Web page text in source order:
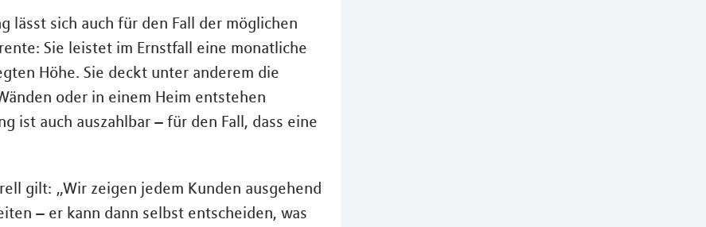
lässt sich auch für den Fall der möglichen
Sie leistet im Ernstfall eine monatliche
Höhe. Sie deckt unter anderem die
oder in einem Heim entstehen
ist auch auszahlbar – für den Fall, dass eine
gilt: „Wir zeigen jedem Kunden ausgehend
– er kann dann selbst entscheiden, was